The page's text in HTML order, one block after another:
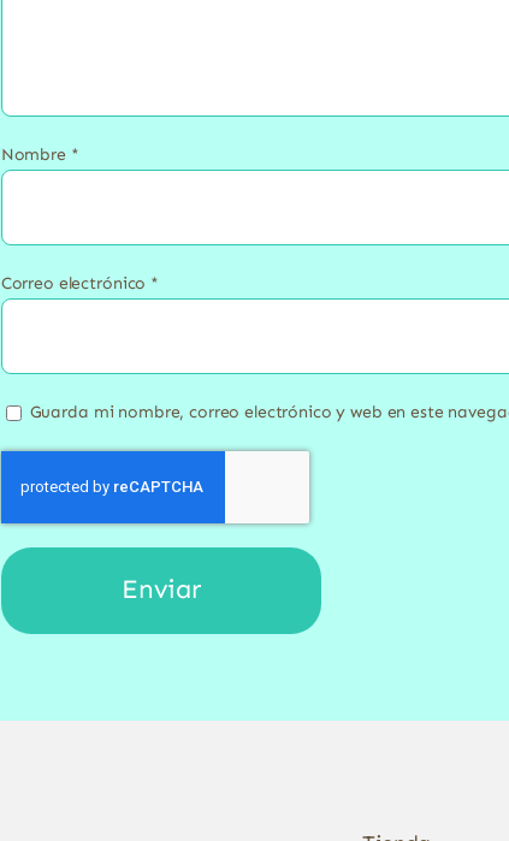
Nombre *
Correo electrónico *
Guarda mi nombre, correo electrónico y web en este